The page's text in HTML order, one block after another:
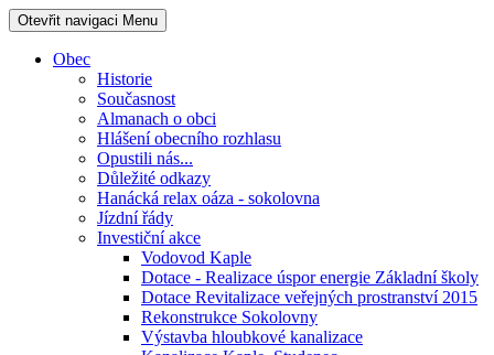
Otevřit navigaci Menu
Obec
Historie
Současnost
Almanach o obci
Hlášení obecního rozhlasu
Opustili nás...
Důležité odkazy
Hanácká relax oáza - sokolovna
Jízdní řády
Investiční akce
Vodovod Kaple
Dotace - Realizace úspor energie Základní školy
Dotace Revitalizace veřejných prostranství 2015
Rekonstrukce Sokolovny
Výstavba hloubkové kanalizace